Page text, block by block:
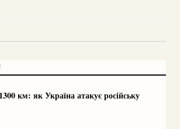
км: як Україна атакує російську